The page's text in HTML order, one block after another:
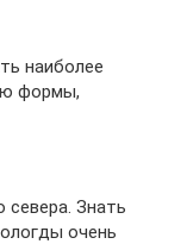
наиболее
формы,
севера. Знать
очень